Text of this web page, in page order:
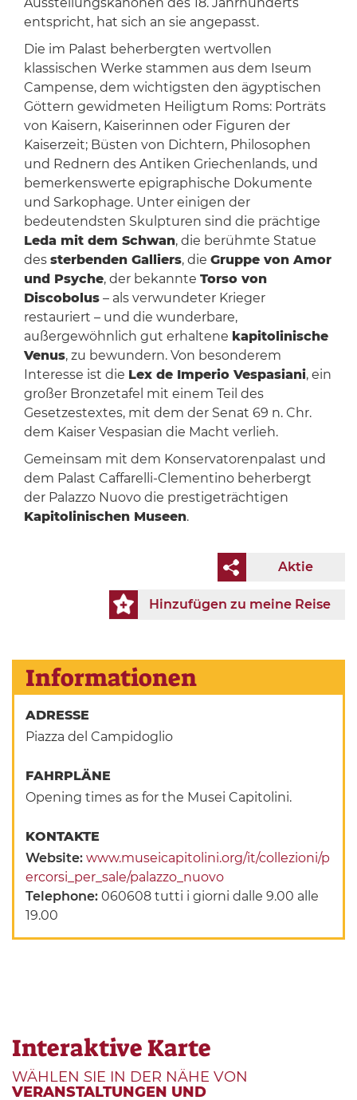
Ausstellungskanonen des 18. Jahrhunderts
entspricht, hat sich an sie angepasst.
Die im Palast beherbergten wertvollen
klassischen Werke stammen aus dem Iseum
Campense, dem wichtigsten den ägyptischen
Göttern gewidmeten Heiligtum Roms: Porträts
von Kaisern, Kaiserinnen oder Figuren der
Kaiserzeit; Büsten von Dichtern, Philosophen
und Rednern des Antiken Griechenlands, und
bemerkenswerte epigraphische Dokumente
und Sarkophage. Unter einigen der
bedeutendsten Skulpturen sind die prächtige
Leda mit dem Schwan, die berühmte Statue
des sterbenden Galliers, die Gruppe von Amor
und Psyche, der bekannte Torso von
Discobolus– als verwundeter Krieger
restauriert – und die wunderbare,
außergewöhnlich gut erhaltene kapitolinische
Venus, zu bewundern. Von besonderem
Interesse ist die Lex de Imperio Vespasiani, ein
großer Bronzetafel mit einem Teil des
Gesetzestextes, mit dem der Senat 69 n. Chr.
dem Kaiser Vespasian die Macht verlieh.
Gemeinsam mit dem Konservatorenpalast und
dem Palast Caffarelli-Clementino beherbergt
der Palazzo Nuovo die prestigeträchtigen
Kapitolinischen Museen.
Aktie
Hinzufügen zu meine Reise
Informationen
ADRESSE
Piazza del Campidoglio
FAHRPLÄNE
Opening times as for the Musei Capitolini.
KONTAKTE
Website:www.museicapitolini.org/it/collezioni/p
ercorsi_per_sale/palazzo_nuovo
Telephone:060608 tutti i giorni dalle 9.00 alle
19.00
Interaktive Karte
WÄHLEN SIE IN DER NÄHE VON
VERANSTALTUNGEN UND